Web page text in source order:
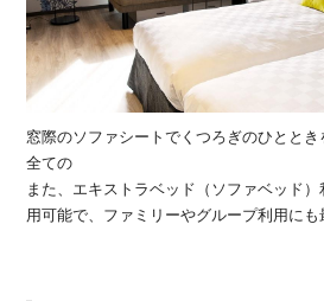
窓際のソファシートでくつろぎのひととき
全ての
また、エキストラベッド（ソファベッド
用可能で、ファミリーやグループ利用にも